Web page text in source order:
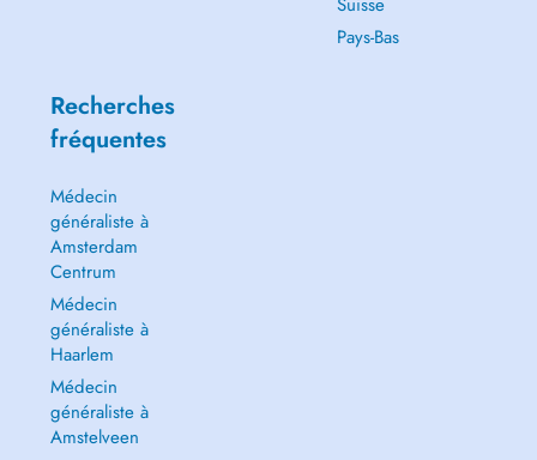
Pays-Bas
Recherches
fréquentes
Médecin
généraliste à
Amsterdam
Centrum
Médecin
généraliste à
Haarlem
Médecin
généraliste à
Amstelveen